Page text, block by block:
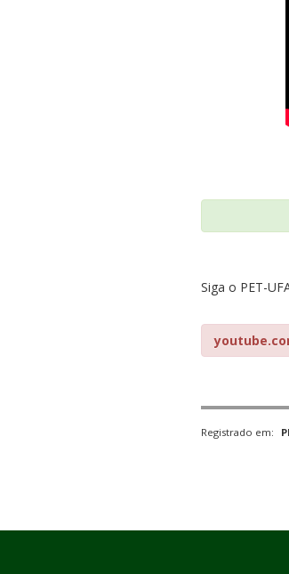
Siga o PET-
Registrado em: